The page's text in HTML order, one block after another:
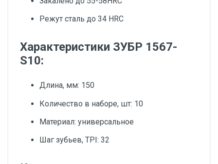
Режут сталь до 34 HRC
Характеристики ЗУБР 1567-
S10:
Длина, мм: 150
Количество в наборе, шт: 10
Материал: универсальное
Шаг зубьев, TPI: 32